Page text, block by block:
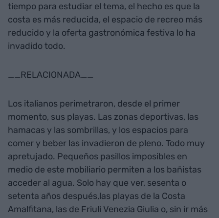
tiempo para estudiar el tema, el hecho es que la
costa es más reducida, el espacio de recreo más
reducido y la oferta gastronómica festiva lo ha
invadido todo.
__RELACIONADA__
Los italianos perimetraron, desde el primer
momento, sus playas. Las zonas deportivas, las
hamacas y las sombrillas, y los espacios para
comer y beber las invadieron de pleno. Todo muy
apretujado. Pequeños pasillos imposibles en
medio de este mobiliario permiten a los bañistas
acceder al agua. Solo hay que ver, sesenta o
setenta años después,las playas de la Costa
Amalfitana, las de Friuli Venezia Giulia o, sin ir más